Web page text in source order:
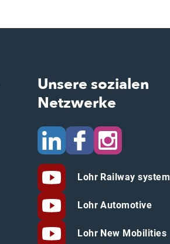
Unsere sozialen
Netzwerke
Lohr Railway system
Lohr Automotive
Lohr New Mobilities